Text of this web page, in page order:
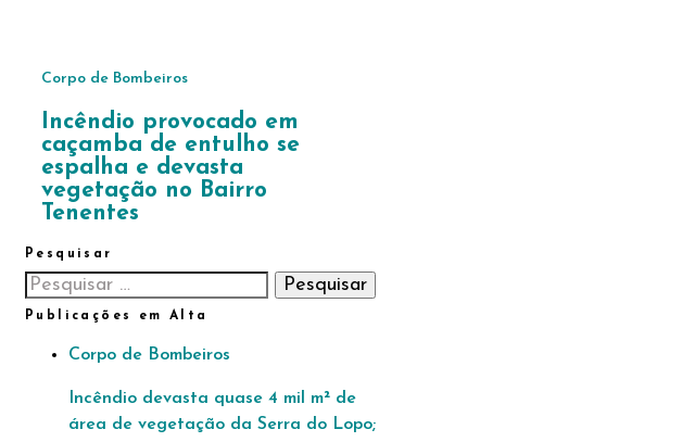
Corpo de Bombeiros
Incêndio provocado em
caçamba de entulho se
espalha e devasta
vegetação no Bairro
Tenentes
Pesquisar
Pesquisar
por:
Publicações em Alta
Corpo de Bombeiros
Incêndio devasta quase 4 mil m² de
área de vegetação da Serra do Lopo;